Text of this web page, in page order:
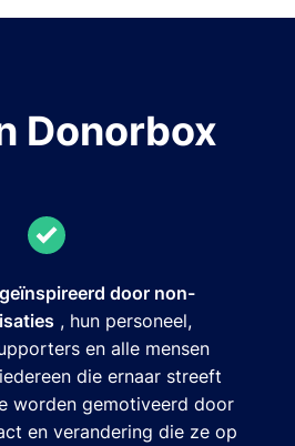
Donorbox
door non-
, hun personeel,
en alle mensen
die ernaar streeft
worden gemotiveerd door
en verandering die ze op